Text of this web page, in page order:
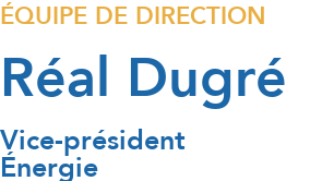
ÉQUIPE DE DIRECTION
Réal Dugré
Vice-président
Énergie